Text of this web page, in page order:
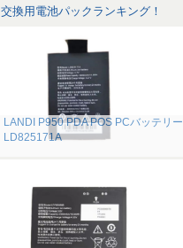
交換用電池パックランキング！
LANDI P950 PDA POS PCバッテリー
LD825171A